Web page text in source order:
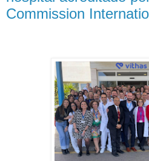
Commission